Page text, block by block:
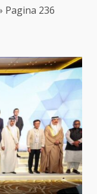
Pagina 236